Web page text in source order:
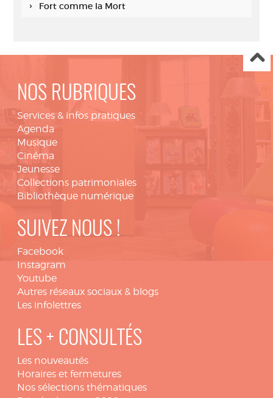
Fort comme la Mort
NOS RUBRIQUES
Services & infos pratiques
Agenda
Musique
Cinéma
Jeunesse
Collections patrimoniales
Bibliothèque numérique
SUIVEZ NOUS !
Facebook
Instagram
Youtube
Autres réseaux sociaux & blogs
Les infolettres
LES + CONSULTÉS
Les nouveautés
Horaires et fermetures
Nos sélections thématiques